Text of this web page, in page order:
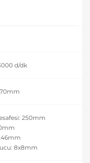
d/dk
250mm
46mm
8x8mm